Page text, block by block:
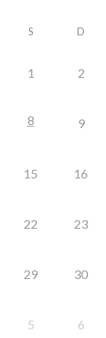
S D
1 2
8 9
15 16
22 23
29 30
5 6